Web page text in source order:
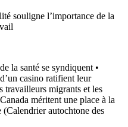
souligne l’importance de la
la santé se syndiquent •
casino ratifient leur
travailleurs migrants et les
méritent une place à la
autochtone des